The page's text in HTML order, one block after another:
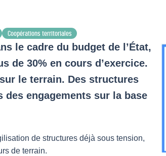
Coopérations territoriales
le cadre du budget de l’État,
de 30% en cours d’exercice.
le terrain. Des structures
engagements sur la base
de structures déjà sous tension,
de terrain.